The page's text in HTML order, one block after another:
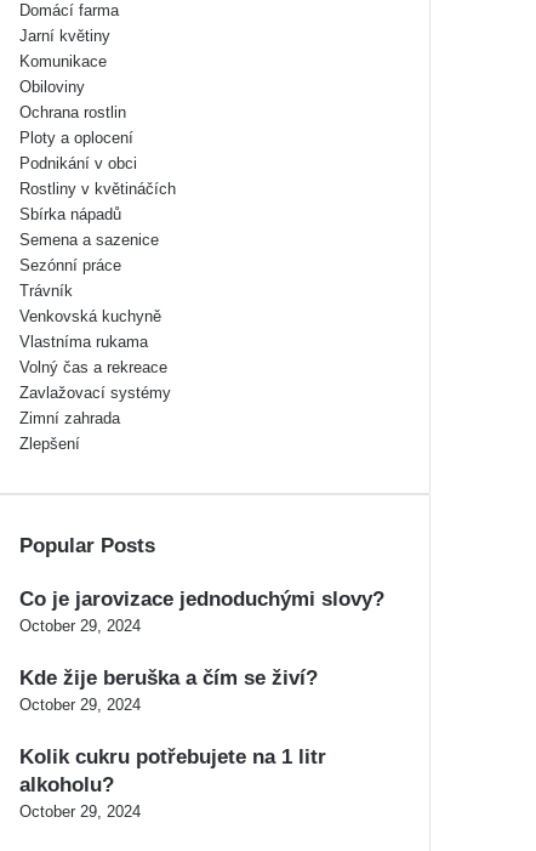
Domácí farma
Jarní květiny
Komunikace
Obiloviny
Ochrana rostlin
Ploty a oplocení
Podnikání v obci
Rostliny v květináčích
Sbírka nápadů
Semena a sazenice
Sezónní práce
Trávník
Venkovská kuchyně
Vlastníma rukama
Volný čas a rekreace
Zavlažovací systémy
Zimní zahrada
Zlepšení
Popular Posts
Co je jarovizace jednoduchými slovy?
October 29, 2024
Kde žije beruška a čím se živí?
October 29, 2024
Kolik cukru potřebujete na 1 litr
alkoholu?
October 29, 2024